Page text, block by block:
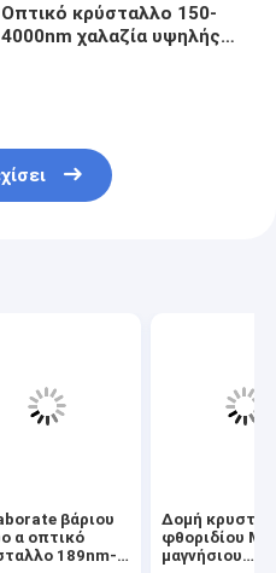
Οπτικό κρύσταλλο 150-
4000nm χαλαζία υψηλής
βάριου
α οπτικό
189nm-
Δομή
φθοριδίου
μαγνήσιου